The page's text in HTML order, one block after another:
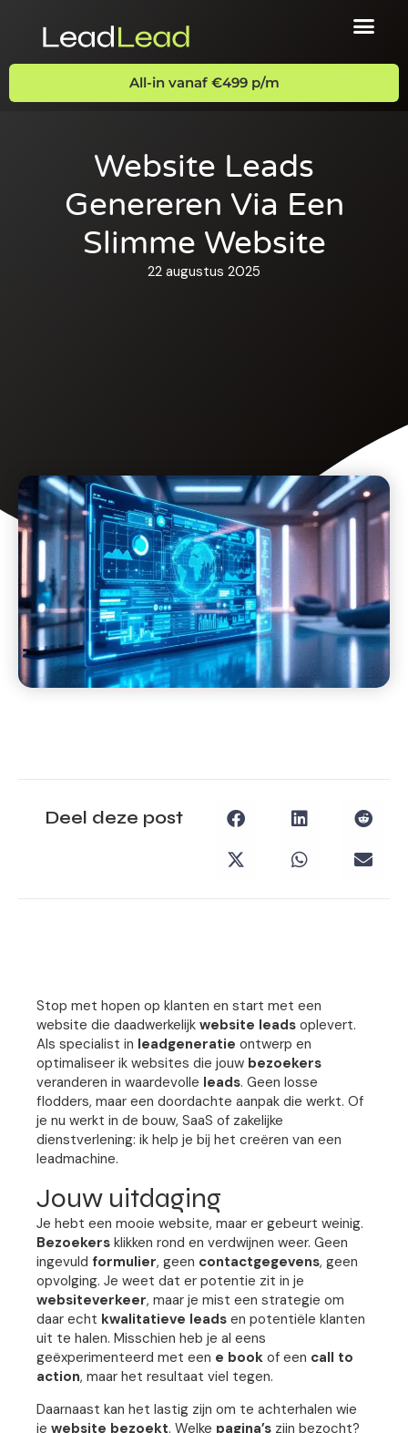
All-in vanaf €499 p/m
Website Leads
Genereren Via Een
Slimme Website
22 augustus 2025
Deel deze post
Stop met hopen op klanten en start met een
website die daadwerkelijkwebsite leads oplevert.
Als specialist in leadgeneratie ontwerp en
optimaliseer ik websites die jouw bezoekers
veranderen in waardevolle leads. Geen losse
flodders, maar een doordachte aanpak die werkt. Of
je nu werkt in de bouw, SaaS of zakelijke
dienstverlening: ik help je bij het creëren van een
leadmachine.
Jouw uitdaging
Je hebt een mooie website, maar er gebeurt weinig.
Bezoekers klikken rond en verdwijnen weer. Geen
ingevuld formulier, geen contactgegevens, geen
opvolging. Je weet dat er potentie zit in je
websiteverkeer, maar je mist een strategie om
daar echt kwalitatieve leads en potentiële klanten
uit te halen. Misschien heb je al eens
geëxperimenteerd met een e book of een call to
action, maar het resultaat viel tegen.
Daarnaast kan het lastig zijn om te achterhalen wie
jewebsite bezoekt. Welke pagina’s zijn bezocht?